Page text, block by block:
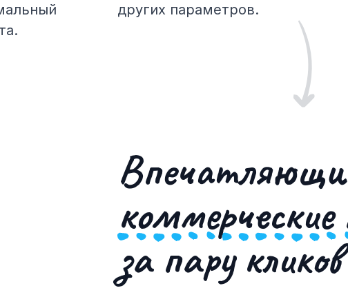
других параметров.
коммерческие
за пару кликов